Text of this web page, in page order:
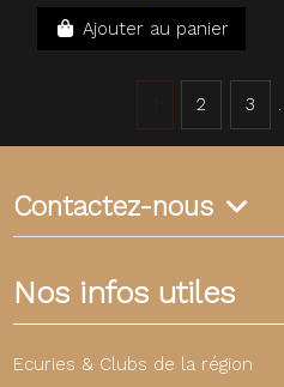
Ajouter au panier
2 3
Contactez-nous
Nos infos utiles
Ecuries & Clubs de la région